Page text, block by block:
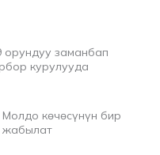
заманбап
курулууда
көчөсүнүн бир
жабылат